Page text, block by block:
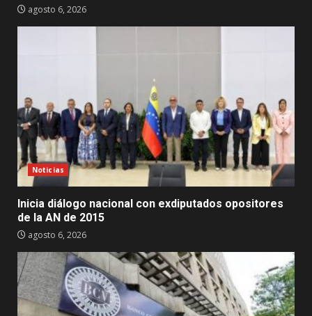
agosto 6, 2026
Noticias
Inicia diálogo nacional con exdiputados opositores
de la AN de 2015
agosto 6, 2026